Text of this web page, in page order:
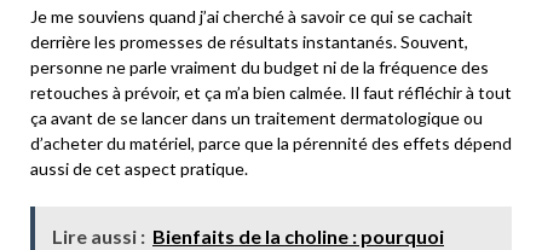
Je me souviens quand j’ai cherché à savoir ce qui se cachait
derrière les promesses de résultats instantanés. Souvent,
personne ne parle vraiment du budget ni de la fréquence des
retouches à prévoir, et ça m’a bien calmée. Il faut réfléchir à tout
ça avant de se lancer dans un traitement dermatologique ou
d’acheter du matériel, parce que la pérennité des effets dépend
aussi de cet aspect pratique.
Lire aussi : Bienfaits de la choline : pourquoi